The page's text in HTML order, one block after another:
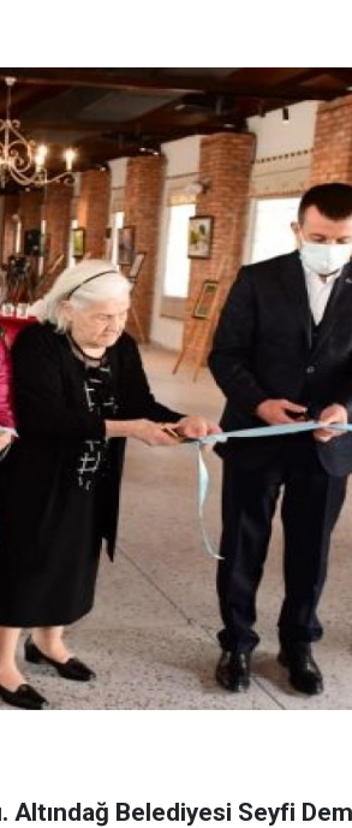
Belediyesi Seyfi